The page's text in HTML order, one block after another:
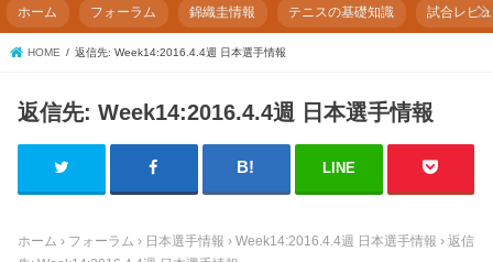
ホーム フォーラム 錦織圭情報 テニスの基礎知識 試合レビ
HOME 返信先: Week14:2016.4.4週 日本選手情報
返信先: Week14:2016.4.4週 日本選手情報
LINE
ホーム › フォーラム › 日本選手情報 › Week14:2016.4.4週 日本選手情報 › 返信